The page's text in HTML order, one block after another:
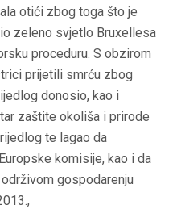
otići zbog toga što je
zeleno svjetlo Bruxellesa
proceduru. S obzirom
prijetili smrću zbog
donosio, kao i
zaštite okoliša i prirode
te lagao da
komisije, kao i da
gospodarenju